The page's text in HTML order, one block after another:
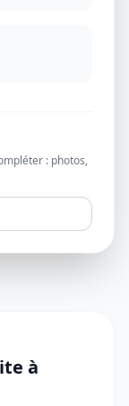
: photos,
à